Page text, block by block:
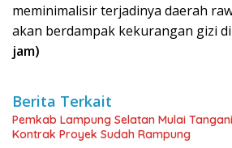
meminimalisir terjadinya daerah
akan berdampak kekurangan gizi
jam)
Berita Terkait
Pemkab Lampung Selatan Mulai
Kontrak Proyek Sudah Rampung